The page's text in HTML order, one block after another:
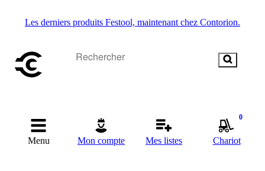
Les derniers produits Festool, maintenant chez Contorion.
Menu Mon compte Mes listes
0
Chariot